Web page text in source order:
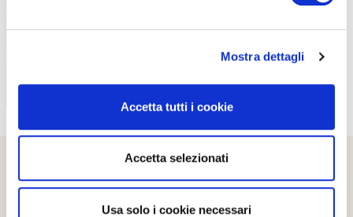
Mostra dettagli
Accetta tutti i cookie
Accetta selezionati
Usa solo i cookie necessari